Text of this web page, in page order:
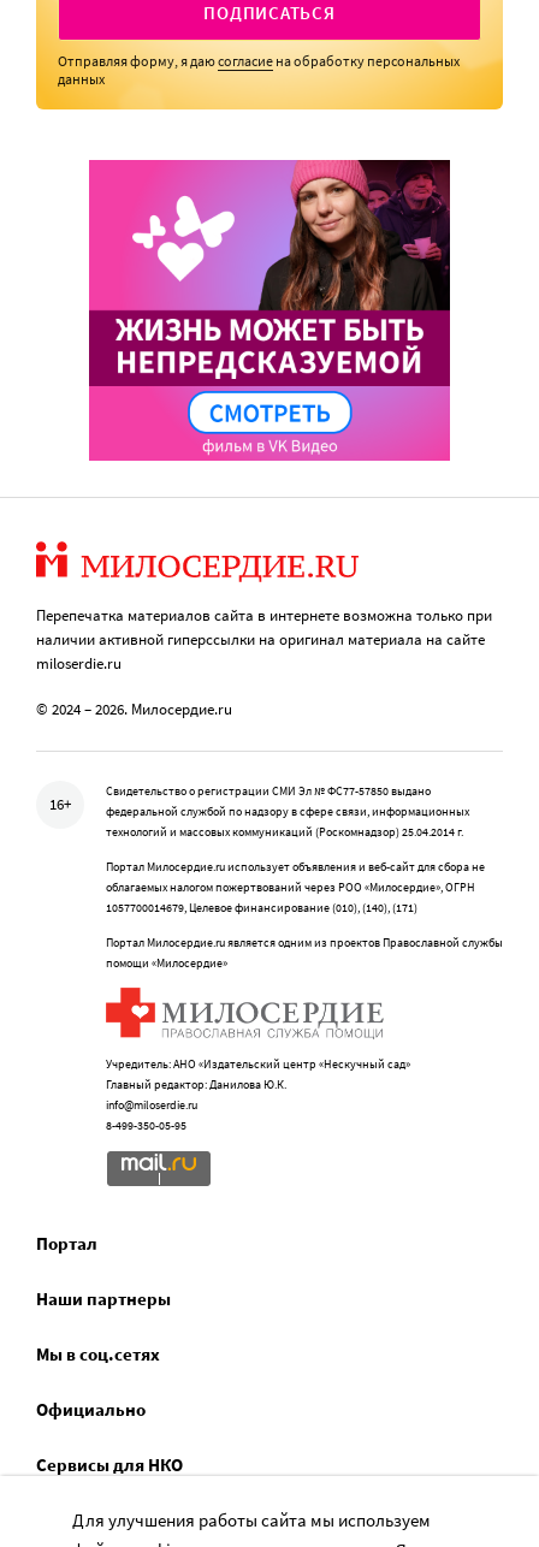
ПОДПИСАТЬСЯ
Отправляя форму, я даюсогласие на обработку персональных
данных
Перепечатка материалов сайта в интернете возможна только при
наличии активной гиперссылки на оригинал материала на сайте
miloserdie.ru
© 2024 – 2026. Милосердие.ru
16+
Свидетельство о регистрации СМИ Эл № ФС77-57850 выдано
федеральной службой по надзору в сфере связи, информационных
технологий и массовых коммуникаций (Роскомнадзор) 25.04.2014 г.
Портал Милосердие.ru использует объявления и веб-сайт для сбора не
облагаемых налогом пожертвований через РОО «Милосердие», ОГРН
1057700014679, Целевое финансирование (010), (140), (171)
Портал Милосердие.ru является одним из проектов Православной службы
помощи «Милосердие»
Учредитель: АНО «Издательский центр «Нескучный сад»
Главный редактор: Данилова Ю.К.
info@miloserdie.ru
8-499-350-05-95
Портал
Наши партнеры
Мы в соц.сетях
Официально
Сервисы для НКО
Спецпроекты
Для улучшения работы сайта мы используем